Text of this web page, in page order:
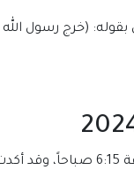
(خرج رسول
من المقرر أن يدخل توقيت صلاة